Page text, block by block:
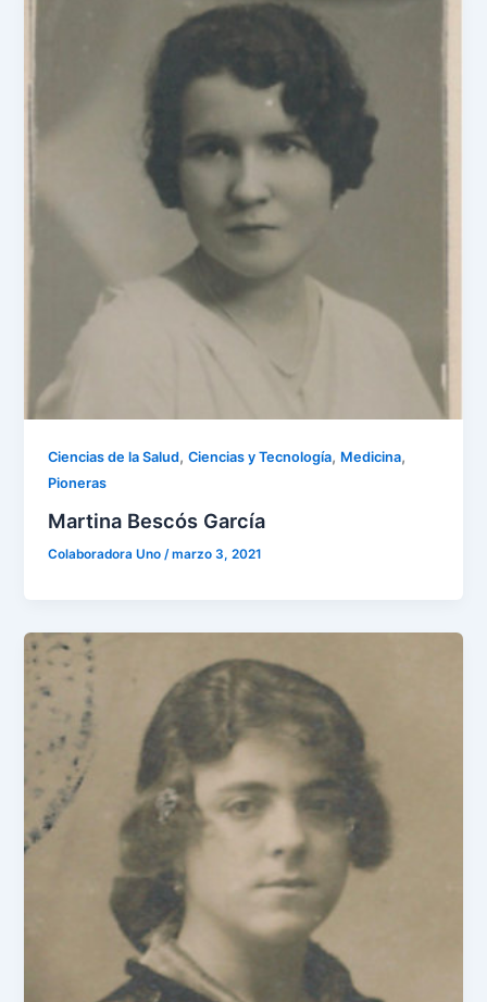
Ciencias de la Salud,Ciencias y Tecnología, Medicina,
Pioneras
Martina Bescós García
Colaboradora Uno /marzo 3, 2021